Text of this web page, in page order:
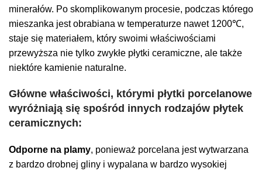
minerałów. Po skomplikowanym procesie, podczas którego
mieszanka jest obrabiana w temperaturze nawet 1200℃,
staje się materiałem, który swoimi właściwościami
przewyższa nie tylko zwykłe płytki ceramiczne, ale także
niektóre kamienie naturalne.
Główne właściwości, którymi płytki porcelanowe
wyróżniają się spośród innych rodzajów płytek
ceramicznych:
Odporne na plamy, ponieważ porcelana jest wytwarzana
z bardzo drobnej gliny i wypalana w bardzo wysokiej